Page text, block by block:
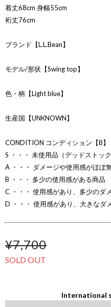
着丈68cm 身幅55cm
裄丈76cm
ブランド【L.L.Bean】
モデル/形状【Swing top】
色・柄【Light blue】
生産国【UNKNOWN】
CONDITION コンディション【B】
S ・・・ 未使用品（デッドストック
A ・・・ ダメージや使用感がほぼ
B ・・・ 多少の使用感がある商品
C ・・・ 使用感があり、多少のダ
D ・・・ 使用感があり、大きなダ
¥7,700
SOLD OUT
International